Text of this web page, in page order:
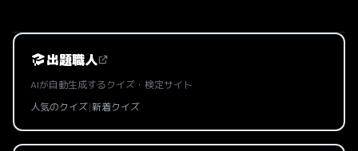
出題職人
AIが自動生成するクイズ・検定サイト
人気のクイズ|新着クイズ